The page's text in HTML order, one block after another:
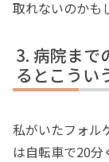
取れないのかも
病院まで
るとこうい
私がいたフォル
は自転車で20分